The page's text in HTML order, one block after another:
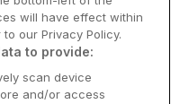
will have effect within
our Privacy Policy.
to provide:
scan device
and/or access